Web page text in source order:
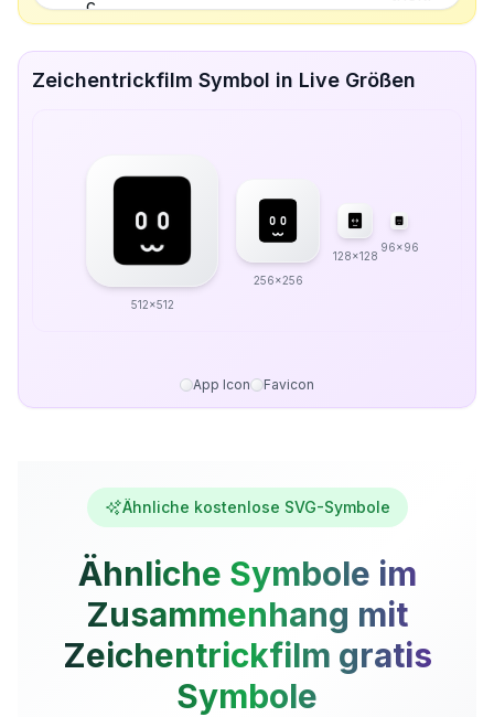
Zeichentrickfilm Symbol in Live Größen
512x512
256x256
128x128
96x96
App Icon Favicon
Ähnliche kostenlose SVG-Symbole
Ähnliche Symbole im
Zusammenhang mit
Zeichentrickfilm gratis
Symbole